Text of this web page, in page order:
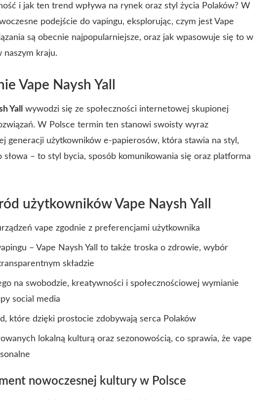
i jak ten trend wpływa na rynek oraz styl życia Polaków? W
podejście do vapingu, eksplorując, czym jest Vape
są obecnie najpopularniejsze, oraz jak wpasowuje się to w
naszym kraju.
Vape Naysh Yall
Yall
wywodzi się ze społeczności internetowej skupionej
W Polsce termin ten stanowi swoisty wyraz
generacji użytkowników e-papierosów, która stawia na styl,
– to styl bycia, sposób komunikowania się oraz platforma
użytkowników Vape Naysh Yall
vape zgodnie z preferencjami użytkownika
– Vape Naysh Yall to także troska o zdrowie, wybór
składzie
na swobodzie, kreatywności i społecznościowej wymianie
social media
które dzięki prostocie zdobywają serca Polaków
lokalną kulturą oraz sezonowością, co sprawia, że vape
nowoczesnej kultury w Polsce